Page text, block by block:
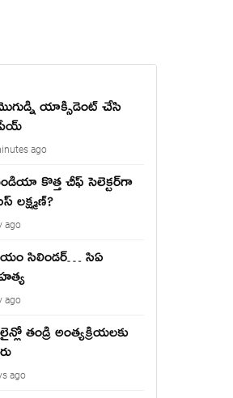
యాక్సిడెంట్ చేసి
ago
కొత్త చీఫ్ సెలెక్టర్‌గా
లక్ష్మణ్?
ago
సిలిండర్… సిఏ
ago
తండ్రి అంత్యక్రియలకు
ago